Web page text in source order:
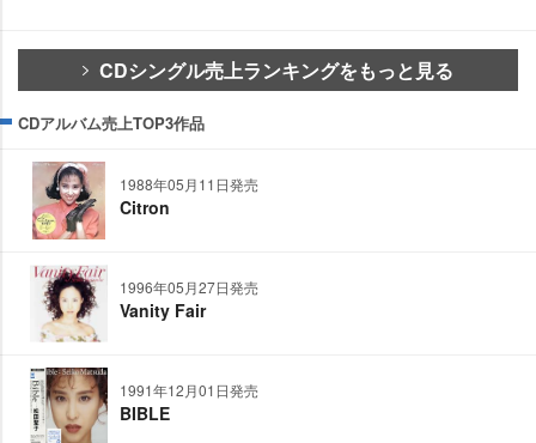
CDシングル売上ランキングをもっと見る
CDアルバム売上TOP3作品
1988年05月11日発売
Citron
1996年05月27日発売
Vanity Fair
1991年12月01日発売
BIBLE